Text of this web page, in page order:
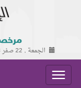
الجمعة , 22 صفر 1448 هـ ,